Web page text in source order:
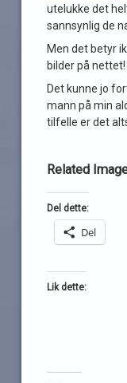
utelukke det
sannsynlig de
Men det betyr
bilder på nettet!
Det kunne jo
mann på min
tilfelle er det
Related
Del dette:
Del
Lik dette: